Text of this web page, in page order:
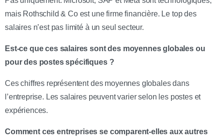
mais Rothschild & Co est une firme financière. Le top des
salaires n’est pas limité à un seul secteur.
Est-ce que ces salaires sont des moyennes globales ou
pour des postes spécifiques ?
Ces chiffres représentent des moyennes globales dans
l’entreprise. Les salaires peuvent varier selon les postes et
expériences.
Comment ces entreprises se comparent-elles aux autres